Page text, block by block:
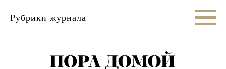
Рубрики журнала